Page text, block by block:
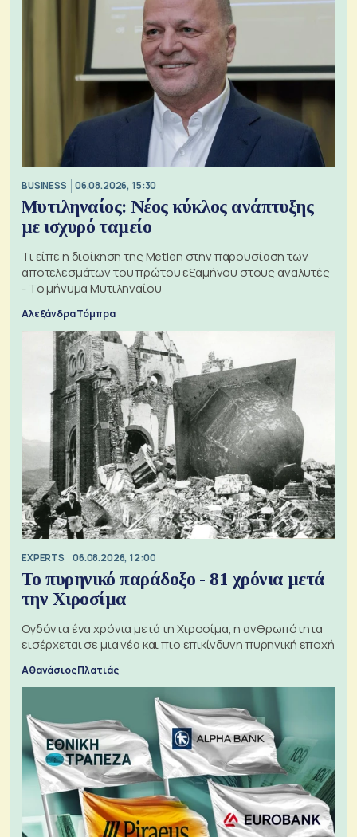
BUSINESS 06.08.2026, 15:30
Μυτιληναίος: Νέος κύκλος ανάπτυξης
με ισχυρό ταμείο
Τι είπε η διοίκηση της Metlen στην παρουσίαση των
αποτελεσμάτων του πρώτου εξαμήνου στους αναλυτές
- Το μήνυμα Μυτιληναίου
Αλεξάνδρα Τόμπρα
EXPERTS 06.08.2026, 12:00
Το πυρηνικό παράδοξο - 81 χρόνια μετά
την Χιροσίμα
Ογδόντα ένα χρόνια μετά τη Χιροσίμα, η ανθρωπότητα
εισέρχεται σε μια νέα και πιο επικίνδυνη πυρηνική εποχή
Αθανάσιος Πλατιάς